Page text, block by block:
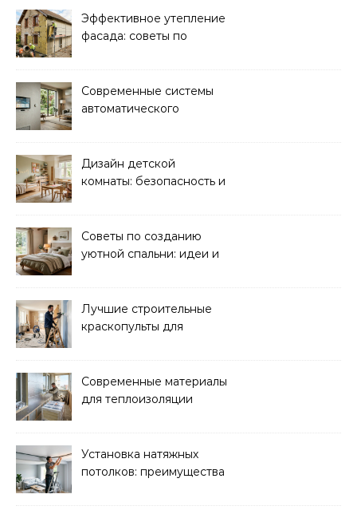
Эффективное утепление
фасада: советы по
Современные системы
автоматического
Дизайн детской
комнаты: безопасность и
Советы по созданию
уютной спальни: идеи и
Лучшие строительные
краскопульты для
окрашивания
Современные материалы
для теплоизоляции
Установка натяжных
потолков: преимущества